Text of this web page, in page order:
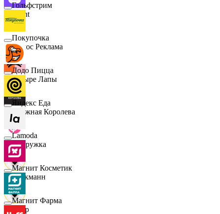
Urent
Эдмос Реклама
Четыре Лапы
Снежная Королева
Подружка
Стокманн
Cпар
Гольфстрим
Покупочка
Додо Пицца
Яндекс Еда
Lamoda
Магнит Косметик
Магнит Фарма